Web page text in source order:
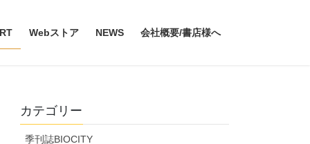
Webストア NEWS 会社概要/書店様へ
カテゴリー
季刊誌BIOCITY